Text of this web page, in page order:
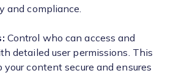
and compliance.
Control who can access and
detailed user permissions. This
content secure and ensures